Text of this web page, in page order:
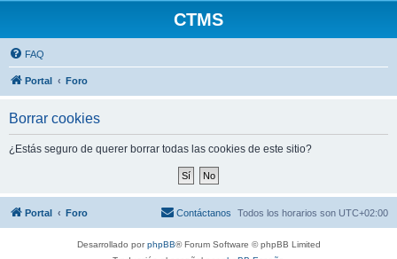
CTMS
FAQ
Portal Foro
Borrar cookies
¿Estás seguro de querer borrar todas las cookies de este sitio?
Portal Foro Todos los horarios son UTC+02:00
Contáctanos
Desarrollado porphpBB® Forum Software © phpBB Limited